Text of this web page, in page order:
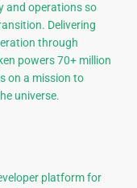
and operations so
Delivering
through
powers 70+ million
on a mission to
universe.
platform for